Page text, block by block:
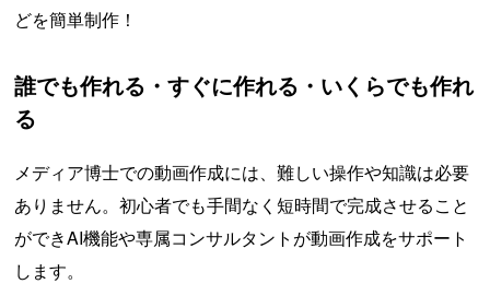
どを簡単制作！
誰でも作れる・すぐに作れる・いくらでも作れ
る
メディア博士での動画作成には、難しい操作や知識は必要
ありません。初心者でも手間なく短時間で完成させること
ができAI機能や専属コンサルタントが動画作成をサポート
します。